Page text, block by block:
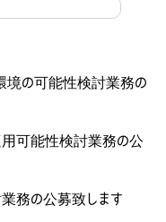
の可能性検討業務の
可能性検討業務の公
務の公募致します